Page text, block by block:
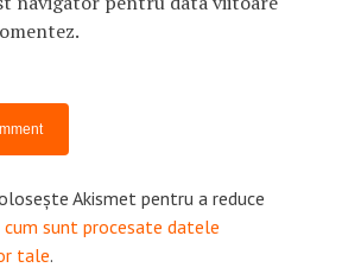
Akismet pentru a reduce
cum sunt procesate datele
tale.